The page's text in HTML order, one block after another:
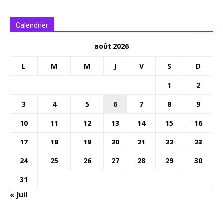
Calendrier
août 2026
L M M J V S D
1
2
3
4 5 6 7 8
9
10
11 12 13 14 15
16
17
18 19 20 21 22
23
24
25 26 27 28 29
30
31
« Juil